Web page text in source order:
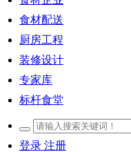
食材配送
厨房工程
装修设计
专家库
标杆食堂
登录 注册